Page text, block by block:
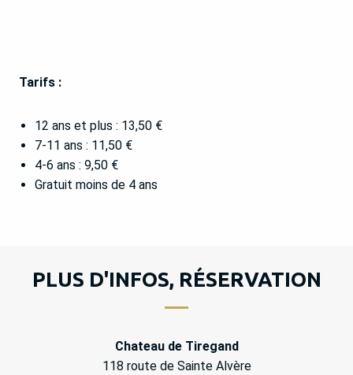
Tarifs :
12 ans et plus : 13,50 €
7-11 ans : 11,50 €
4-6 ans : 9,50 €
Gratuit moins de 4 ans
PLUS D'INFOS, RÉSERVATION
Chateau de Tiregand
118 route de Sainte Alvère